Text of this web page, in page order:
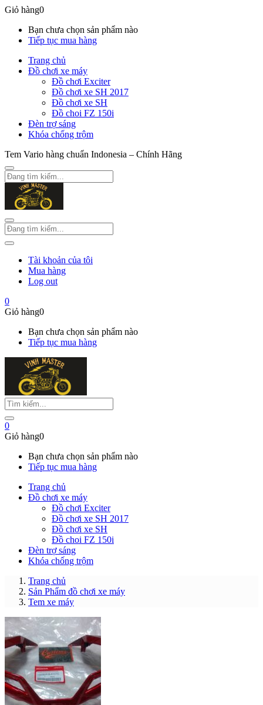
Giỏ hàng0
Bạn chưa chọn sản phẩm nào
Tiếp tục mua hàng
Trang chủ
Đồ chơi xe máy
Đồ chơi Exciter
Đồ chơi xe SH 2017
Đồ chơi xe SH
Đồ choi FZ 150i
Đèn trợ sáng
Khóa chống trộm
Tem Vario hàng chuẩn Indonesia – Chính Hãng
Tài khoản của tôi
Mua hàng
Log out
0
Giỏ hàng0
Bạn chưa chọn sản phẩm nào
Tiếp tục mua hàng
0
Giỏ hàng0
Bạn chưa chọn sản phẩm nào
Tiếp tục mua hàng
Trang chủ
Đồ chơi xe máy
Đồ chơi Exciter
Đồ chơi xe SH 2017
Đồ chơi xe SH
Đồ choi FZ 150i
Đèn trợ sáng
Khóa chống trộm
Trang chủ
Sản Phẩm đồ chơi xe máy
Tem xe máy